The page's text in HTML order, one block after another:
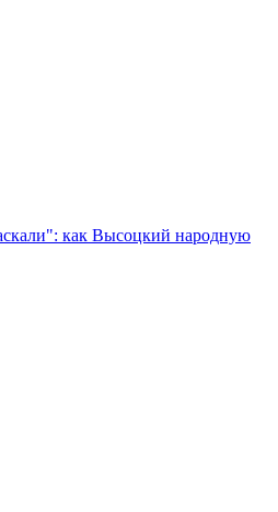
как Высоцкий народную